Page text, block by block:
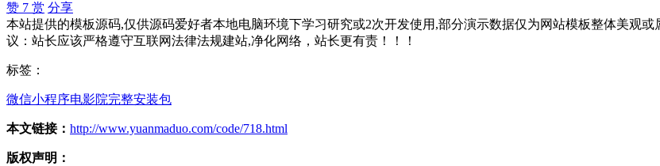
赞 7 赏 分享
本站提供的模板源码,仅供源码爱好者本地电脑环境下学习研究或2次开发使用,部分演示数据仅为网站模板整体美观
议：站长应该严格遵守互联网法律法规建站,净化网络，站长更有责！！！
标签：
微信小程序电影院完整安装包
本文链接： http://www.yuanmaduo.com/code/718.html
版权声明：